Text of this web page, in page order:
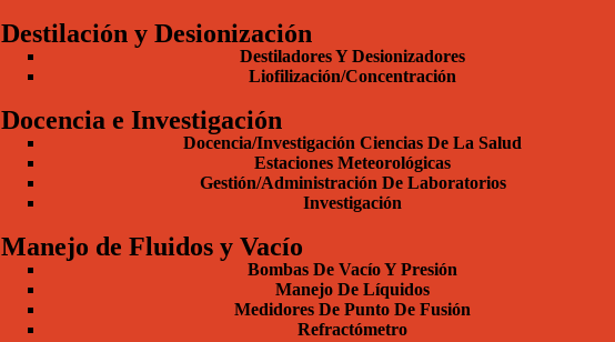
Destilación y Desionización
Destiladores Y Desionizadores
Liofilización/Concentración
Docencia e Investigación
Docencia/Investigación Ciencias De La Salud
Estaciones Meteorológicas
Gestión/Administración De Laboratorios
Investigación
Manejo de Fluidos y Vacío
Bombas De Vacío Y Presión
Manejo De Líquidos
Medidores De Punto De Fusión
Refractómetro